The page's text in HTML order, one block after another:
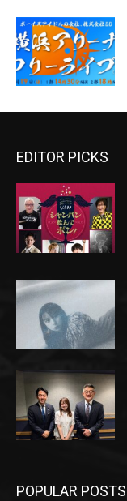
EDITOR PICKS
POPULAR POSTS